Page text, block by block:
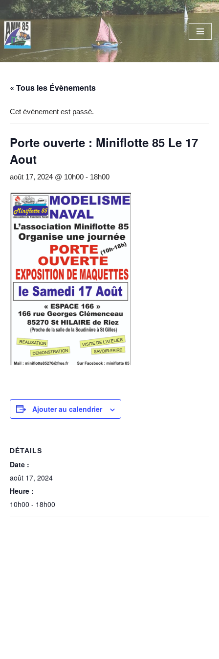
Aller
au
contenu
« Tous les Évènements
Cet évènement est passé.
Porte ouverte : Miniflotte 85 Le 17
Aout
août 17, 2024 @ 10h00 - 18h00
Ajouter au calendrier
DÉTAILS
Date :
août 17, 2024
Heure :
10h00 - 18h00